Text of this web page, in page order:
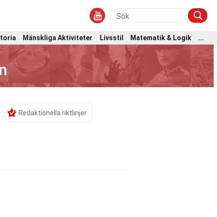
Mänskliga Aktiviteter Livsstil Matematik & Logik ...
Redaktionella riktlinjer